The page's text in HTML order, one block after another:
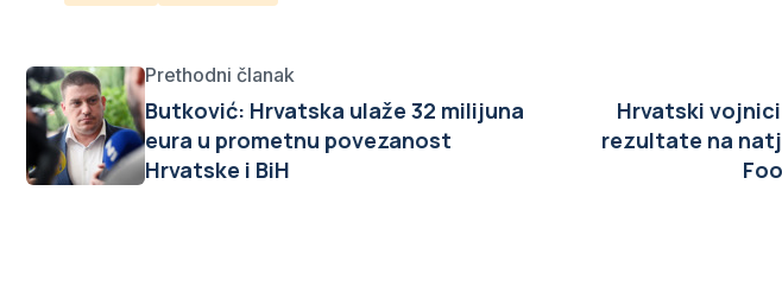
Prethodni članak
Butković: Hrvatska ulaže 32 milijuna
eura u prometnu povezanost
Hrvatske i BiH
Hrvatski
rezultate na